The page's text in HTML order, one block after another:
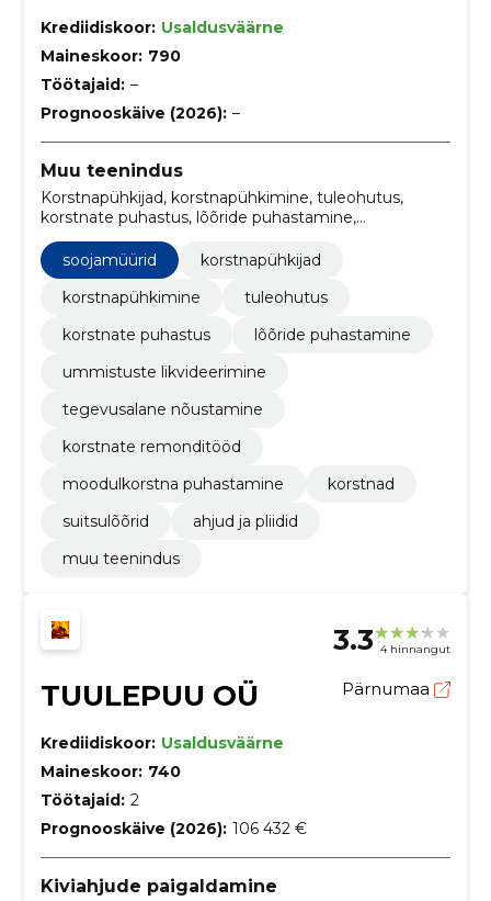
Krediidiskoor: Usaldusväärne
Maineskoor: 790
Töötajaid: –
Prognooskäive (2026): –
Muu teenindus
Korstnapühkijad, korstnapühkimine, tuleohutus,
korstnate puhastus, lõõride puhastamine,
Ummistuste likvideerimine, tegevusalane
nõustamine, korstnate remonditööd, moodulkorstna
puhastamine, korstnad
soojamüürid
korstnapühkijad
korstnapühkimine
tuleohutus
korstnate puhastus
lõõride puhastamine
ummistuste likvideerimine
tegevusalane nõustamine
korstnate remonditööd
moodulkorstna puhastamine
korstnad
suitsulõõrid
ahjud ja pliidid
muu teenindus
3.3 4 hinnangut
TUULEPUU OÜ Pärnumaa
Krediidiskoor: Usaldusväärne
Maineskoor: 740
Töötajaid: 2
Prognooskäive (2026): 106 432 €
Kiviahjude paigaldamine